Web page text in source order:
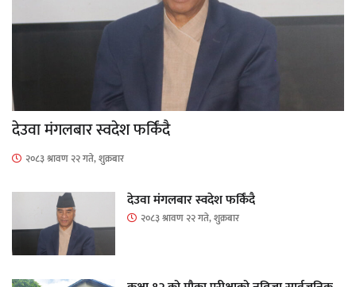
देउवा मंगलबार स्वदेश फर्किंदै
२०८३ श्रावण २२ गते, शुक्रबार
देउवा मंगलबार स्वदेश फर्किंदै
२०८३ श्रावण २२ गते, शुक्रबार